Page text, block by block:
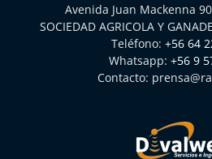
Avenida Juan Mackenna
SOCIEDAD AGRICOLA Y
Teléfono: +56 64
Whatsapp: +56 9
Contacto: